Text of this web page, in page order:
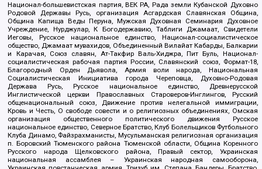
Национал-большевистская партия, ВЕК РА, Рада земли Кубанской Духовно
Родовой Державы Русь, организация Асгардская Славянская Община,
Община Капища Веды Перуна, Мужская Духовная Семинария Духовное
Учреждение, Нурджулар, К Богодержавию, Таблиги Джамаат, Свидетели
Иеговы, Русское национальное единство, Национал-социалистическое
общество, Джамаат мувахидов, Объединенный Вилайат Кабарды, Балкарии
и Карачая, Союз славян, Ат-Такфир Валь-Хиджра, Пит Буль, Национал-
социалистическая рабочая партия России, Славянский союз, Формат-18,
Благородный Орден Дьявола, Армия воли народа, Национальная
Социалистическая Инициатива города Череповца, Духовно-Родовая
Держава Русь, Русское национальное единство, Древнерусской
Инглистической церкви Православных Староверов-Инглингов, Русский
общенациональный союз, Движение против нелегальной иммиграции,
Кровь и Честь, О свободе совести и о религиозных объединениях, Омская
организация общественного политического движения Русское
национальное единство, Северное Братство, Клуб Болельщиков Футбольного
Клуба Динамо, Файзрахманисты, Мусульманская религиозная организация
п. Боровский Тюменского района Тюменской области, Община Коренного
Русского народа Щелковского района, Правый сектор, Украинская
национальная ассамблея – Украинская народная самооборона,